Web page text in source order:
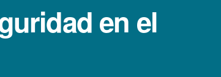
en el